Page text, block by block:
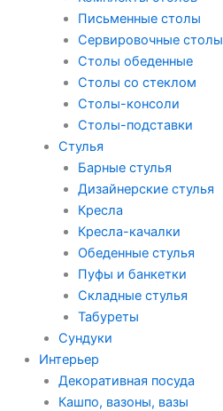
Письменные столы
Сервировочные столы
Столы обеденные
Столы со стеклом
Столы-консоли
Столы-подставки
Стулья
Барные стулья
Дизайнерские стулья
Кресла
Кресла-качалки
Обеденные стулья
Пуфы и банкетки
Складные стулья
Табуреты
Сундуки
Интерьер
Декоративная посуда
Кашпо, вазоны, вазы